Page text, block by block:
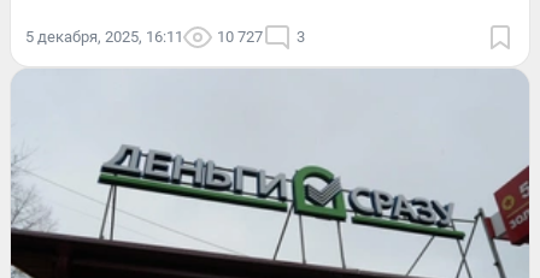
5 декабря, 2025, 16:11 10 727 3